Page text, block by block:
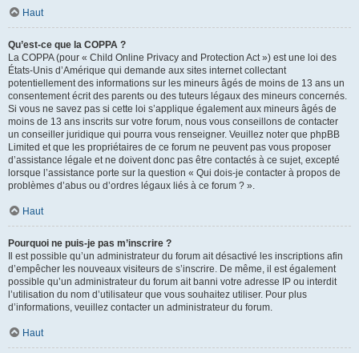
Haut
Qu’est-ce que la COPPA ?
La COPPA (pour « Child Online Privacy and Protection Act ») est une loi des
États-Unis d’Amérique qui demande aux sites internet collectant
potentiellement des informations sur les mineurs âgés de moins de 13 ans un
consentement écrit des parents ou des tuteurs légaux des mineurs concernés.
Si vous ne savez pas si cette loi s’applique également aux mineurs âgés de
moins de 13 ans inscrits sur votre forum, nous vous conseillons de contacter
un conseiller juridique qui pourra vous renseigner. Veuillez noter que phpBB
Limited et que les propriétaires de ce forum ne peuvent pas vous proposer
d’assistance légale et ne doivent donc pas être contactés à ce sujet, excepté
lorsque l’assistance porte sur la question « Qui dois-je contacter à propos de
problèmes d’abus ou d’ordres légaux liés à ce forum ? ».
Haut
Pourquoi ne puis-je pas m’inscrire ?
Il est possible qu’un administrateur du forum ait désactivé les inscriptions afin
d’empêcher les nouveaux visiteurs de s’inscrire. De même, il est également
possible qu’un administrateur du forum ait banni votre adresse IP ou interdit
l’utilisation du nom d’utilisateur que vous souhaitez utiliser. Pour plus
d’informations, veuillez contacter un administrateur du forum.
Haut